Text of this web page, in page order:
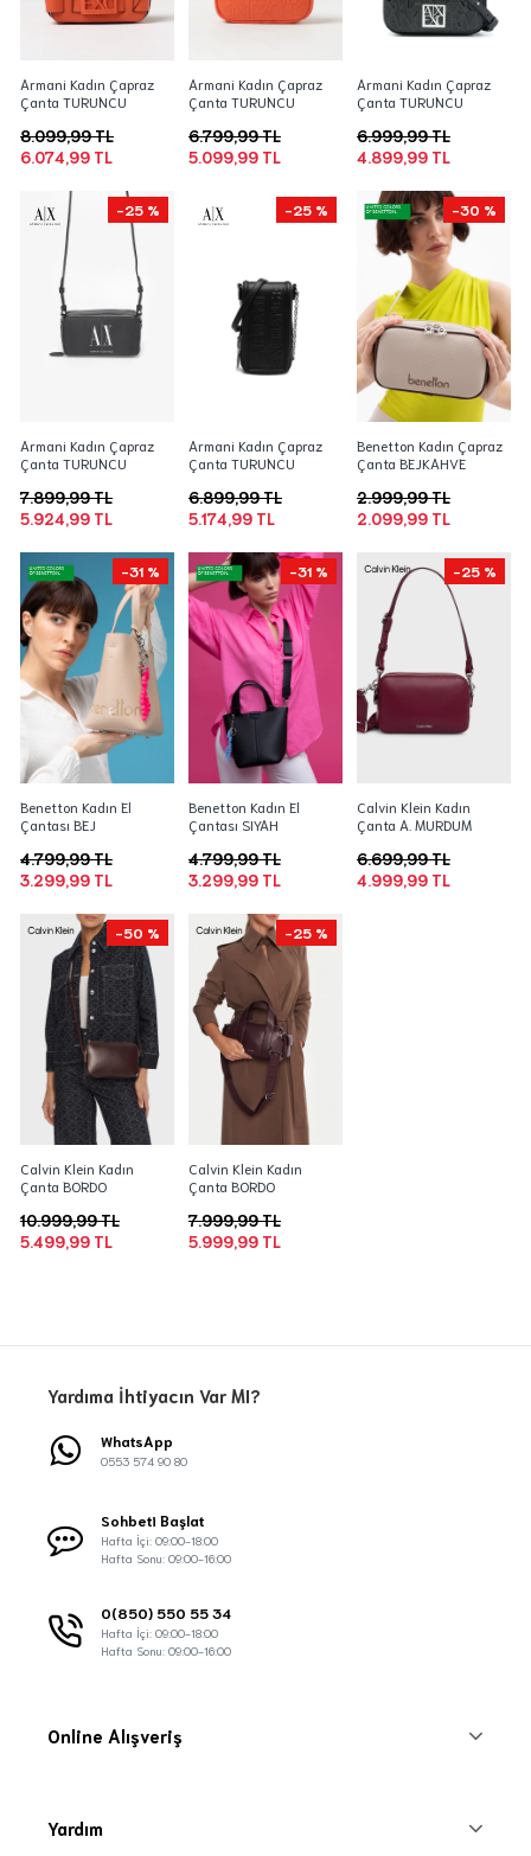
Armani Kadın Çapraz
Çanta TURUNCU
6.074,99 TL
8.099,99 TL
Armani Kadın Çapraz
Çanta TURUNCU
5.099,99 TL
6.799,99 TL
Armani Kadın Çapraz
Çanta TURUNCU
4.899,99 TL
6.999,99 TL
-25 %
Armani Kadın Çapraz
Çanta TURUNCU
5.924,99 TL
7.899,99 TL
-25 %
Armani Kadın Çapraz
Çanta TURUNCU
5.174,99 TL
6.899,99 TL
-30 %
Benetton Kadın Çapraz
Çanta BEJKAHVE
2.099,99 TL
2.999,99 TL
-31 %
Benetton Kadın El
Çantası BEJ
3.299,99 TL
4.799,99 TL
-31 %
Benetton Kadın El
Çantası SIYAH
3.299,99 TL
4.799,99 TL
-25 %
Calvin Klein Kadın
Çanta A. MURDUM
4.999,99 TL
6.699,99 TL
-50 %
Calvin Klein Kadın
Çanta BORDO
5.499,99 TL
10.999,99 TL
-25 %
Calvin Klein Kadın
Çanta BORDO
5.999,99 TL
7.999,99 TL
Yardıma İhtiyacın Var MI?
WhatsApp
0553 574 90 80
Sohbeti Başlat
Hafta İçi: 09:00-18:00
Hafta Sonu: 09:00-16:00
0(850) 550 55 34
Hafta İçi: 09:00-18:00
Hafta Sonu: 09:00-16:00
Online Alışveriş
Yardım